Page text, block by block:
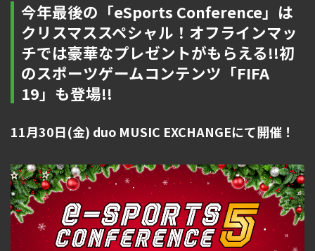
今年最後の「eSports Conference」は
クリスマススペシャル！オフラインマッ
チでは豪華なプレゼントがもらえる!!初
のスポーツゲームコンテンツ「FIFA
19」も登場!!
11月30日(金) duo MUSIC EXCHANGEにて開催！